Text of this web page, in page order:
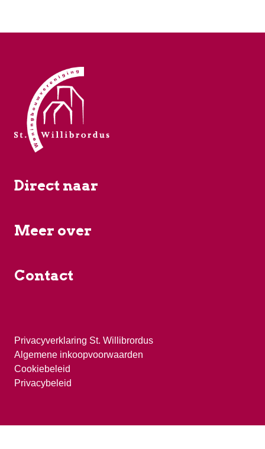
Direct naar
Meer over
Contact
Privacyverklaring St. Willibrordus
Algemene inkoopvoorwaarden
Cookiebeleid
Privacybeleid